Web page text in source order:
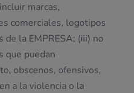
marcas,
comerciales, logotipos
la EMPRESA; (iii) no
que puedan
obscenos, ofensivos,
a la violencia o la